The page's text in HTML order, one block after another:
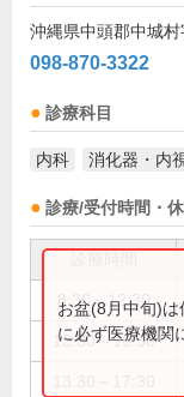
沖縄県中頭郡中城
098-870-3322
診療科目
内科 消化器・内
診療/受付時間・
8:30～12:30
13:30～16:30
お盆(8月中旬)
に必ず医療機関